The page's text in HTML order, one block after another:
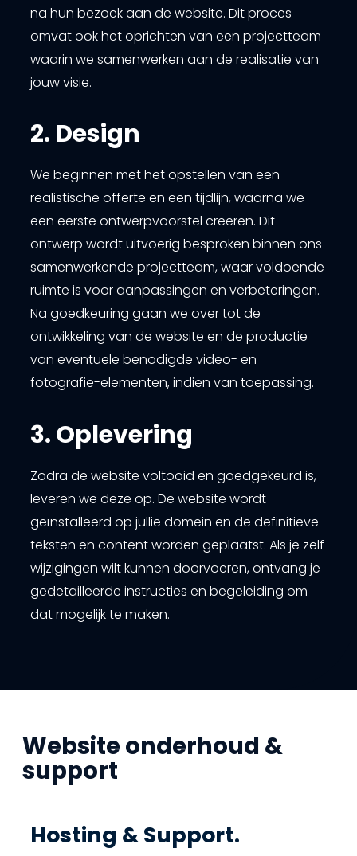
na hun bezoek aan de website. Dit proces
omvat ook het oprichten van een projectteam
waarin we samenwerken aan de realisatie van
jouw visie.
2. Design
We beginnen met het opstellen van een
realistische offerte en een tijdlijn, waarna we
een eerste ontwerpvoorstel creëren. Dit
ontwerp wordt uitvoerig besproken binnen ons
samenwerkende projectteam, waar voldoende
ruimte is voor aanpassingen en verbeteringen.
Na goedkeuring gaan we over tot de
ontwikkeling van de website en de productie
van eventuele benodigde video- en
fotografie-elementen, indien van toepassing.
3. Oplevering
Zodra de website voltooid en goedgekeurd is,
leveren we deze op. De website wordt
geïnstalleerd op jullie domein en de definitieve
teksten en content worden geplaatst. Als je zelf
wijzigingen wilt kunnen doorvoeren, ontvang je
gedetailleerde instructies en begeleiding om
dat mogelijk te maken.
Website onderhoud &
support
Hosting & Support.